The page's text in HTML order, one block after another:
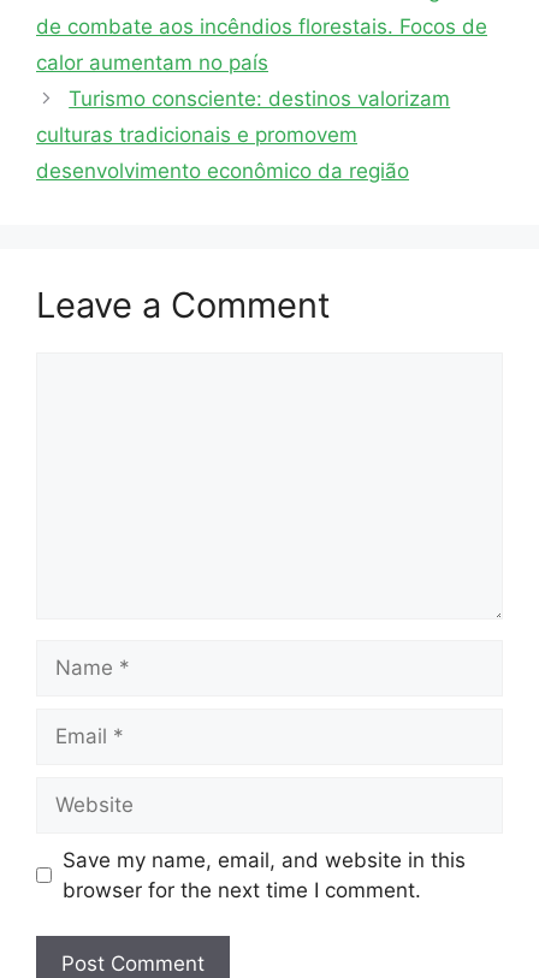
de combate aos incêndios florestais. Focos de
calor aumentam no país
Turismo consciente: destinos valorizam
culturas tradicionais e promovem
desenvolvimento econômico da região
Leave a Comment
Save my name, email, and website in this
browser for the next time I comment.